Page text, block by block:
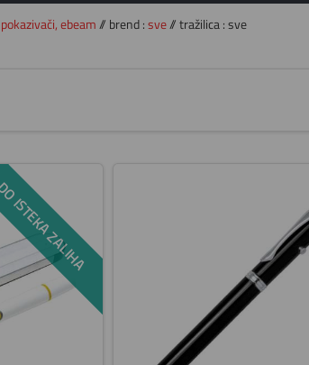
pokazivači, ebeam // brend : sve// tražilica : sve
ZALIHA